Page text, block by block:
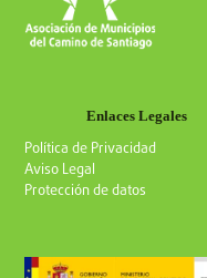
Enlaces Legales
Política de Privacidad
Aviso Legal
Protección de datos